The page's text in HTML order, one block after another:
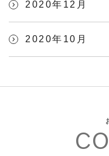
2020年12月
2020年10月